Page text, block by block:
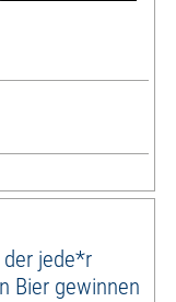
der jede*r
Bier gewinnen